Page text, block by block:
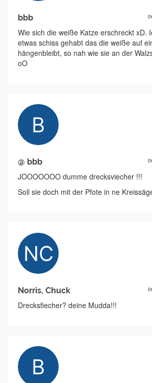
bbb
Wie sich die weiße Katze erschreckt xD.
etwas schiss gehabt das die weiße auf
hängenbleibt, so nah wie sie an der
oO
@ bbb
JOOOOOOO dumme drecksviecher !!!
Soll sie doch mit der Pfote in ne
Norris, Chuck
Drecksfiecher? deine Mudda!!!